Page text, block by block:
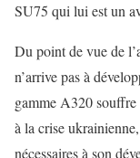
SU75 qui lui est un
Du point de vue de
n’arrive pas à
gamme A320 souffre
à la crise
nécessaires à son